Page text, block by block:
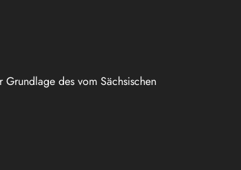
des vom Sächsischen